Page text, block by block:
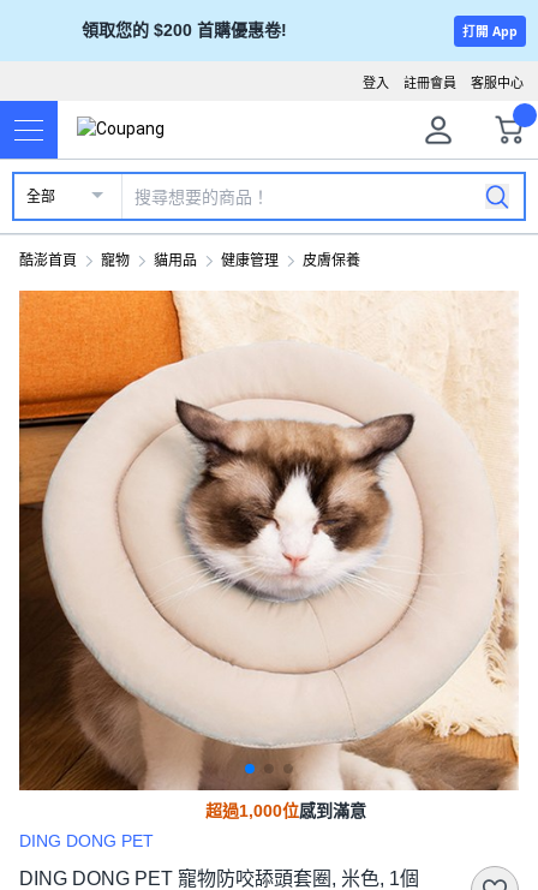
領取您的 $200 首購優惠卷! 打開 App
客服中心
註冊會員
登入
全部
酷澎首頁 寵物 貓用品 健康管理 皮膚保養
超過1,000位感到滿意
DING DONG PET
DING DONG PET 寵物防咬舔頭套圈, 米色, 1個